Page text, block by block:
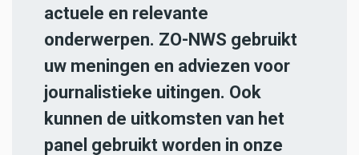
actuele en relevante
onderwerpen. ZO-NWS gebruikt
uw meningen en adviezen voor
journalistieke uitingen. Ook
kunnen de uitkomsten van het
panel gebruikt worden in onze